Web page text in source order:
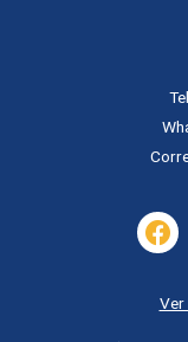
Ver